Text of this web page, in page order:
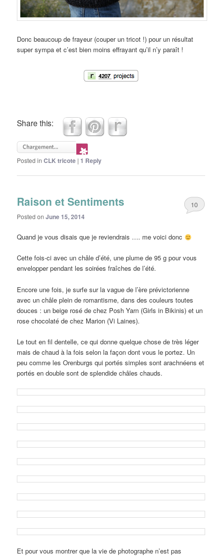
Donc beaucoup de frayeur (couper un tricot !) pour un résultat
super sympa et c’est bien moins effrayant qu’il n’y paraît !
Share this:
Posted in CLK tricote | 1 Reply
Raison et Sentiments
Posted onJune 15, 2014
10
Quand je vous disais que je reviendrais …. me voici donc
Cette fois-ci avec un châle d’été, une plume de 95 g pour vous
envelopper pendant les soirées fraîches de l’été.
Encore une fois, je surfe sur la vague de l’ère prévictorienne
avec un châle plein de romantisme, dans des couleurs toutes
douces : un beige rosé de chez Posh Yarn (Girls in Bikinis) et un
rose chocolaté de chez Marion (Vi Laines).
Le tout en fil dentelle, ce qui donne quelque chose de très léger
mais de chaud à la fois selon la façon dont vous le portez. Un
peu comme les Orenburgs qui portés simples sont arachnéens et
portés en double sont de splendide châles chauds.
Et pour vous montrer que la vie de photographe n’est pas